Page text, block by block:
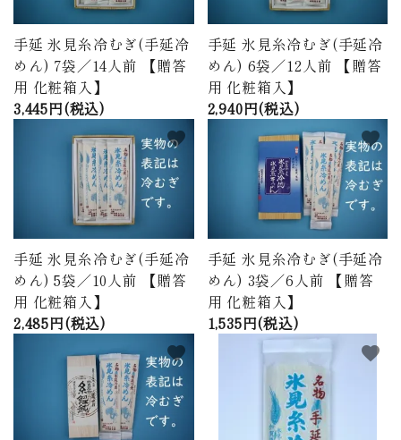
手延 氷見糸冷むぎ(手延冷
めん) 7袋／14人前 【贈答
用 化粧箱入】
3,445円(税込)
手延 氷見糸冷むぎ(手延冷
めん) 6袋／12人前 【贈答
用 化粧箱入】
2,940円(税込)
手延 氷見糸冷むぎ(手延冷
めん) 5袋／10人前 【贈答
用 化粧箱入】
2,485円(税込)
favorite
手延 氷見糸冷むぎ(手延冷
めん) 3袋／6人前 【贈答
用 化粧箱入】
1,535円(税込)
favorite
favorite favorite